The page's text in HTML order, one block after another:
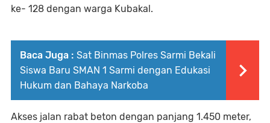
ke- 128 dengan warga Kubakal.
Baca Juga : Sat Binmas Polres Sarmi Bekali
Siswa Baru SMAN 1 Sarmi dengan Edukasi
Hukum dan Bahaya Narkoba
Akses jalan rabat beton dengan panjang 1.450 meter,